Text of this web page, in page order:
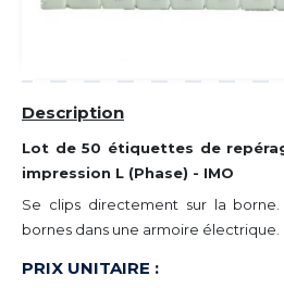
Description
Lot de 50 étiquettes de
impression L (Phase) - IMO
Se clips directement sur la
bornes dans une armoire électrique.
PRIX UNITAIRE :